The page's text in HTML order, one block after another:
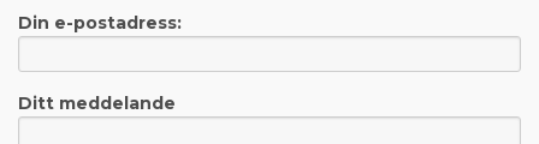
Din e-postadress:
Ditt meddelande